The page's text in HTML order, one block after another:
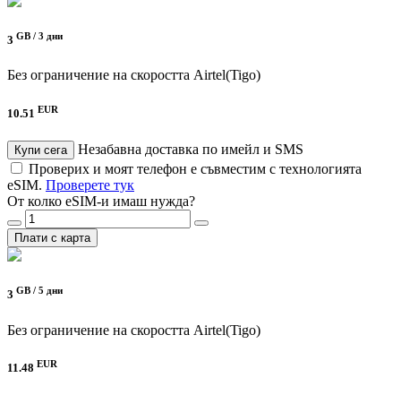
3 GB / 3 дни
Без ограничение на скоростта Airtel(Tigo)
10.51 EUR
Купи сега
Незабавна доставка по имейл и SMS
Проверих и моят телефон е съвместим с технологията
eSIM. Проверете тук
От колко eSIM-и имаш нужда?
Плати с карта
3 GB / 5 дни
Без ограничение на скоростта Airtel(Tigo)
11.48 EUR